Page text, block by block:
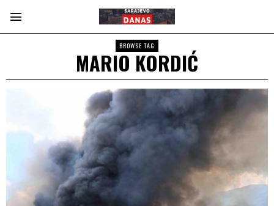
BROWSE TAG
MARIO KORDIĆ